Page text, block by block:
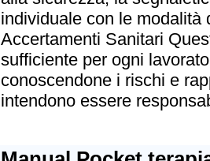
individuale con le modalità
Accertamenti Sanitari
sufficiente per ogni
conoscendone i rischi e
intendono essere